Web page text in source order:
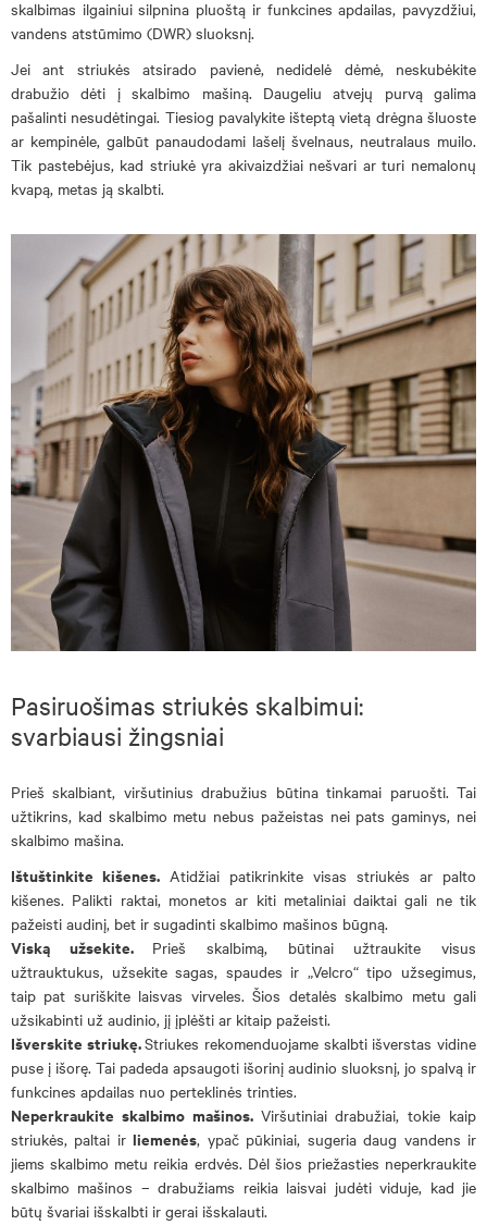
skalbimas ilgainiui silpnina pluoštą ir funkcines apdailas, pavyzdžiui,
vandens atstūmimo (DWR) sluoksnį.
Jei ant striukės atsirado pavienė, nedidelė dėmė, neskubėkite
drabužio dėti į skalbimo mašiną. Daugeliu atvejų purvą galima
pašalinti nesudėtingai. Tiesiog pavalykite išteptą vietą drėgna šluoste
ar kempinėle, galbūt panaudodami lašelį švelnaus, neutralaus muilo.
Tik pastebėjus, kad striukė yra akivaizdžiai nešvari ar turi nemalonų
kvapą, metas ją skalbti.
Pasiruošimas striukės skalbimui:
svarbiausi žingsniai
Prieš skalbiant, viršutinius drabužius būtina tinkamai paruošti. Tai
užtikrins, kad skalbimo metu nebus pažeistas nei pats gaminys, nei
skalbimo mašina.
Ištuštinkite kišenes. Atidžiai patikrinkite visas striukės ar palto
kišenes. Palikti raktai, monetos ar kiti metaliniai daiktai gali ne tik
pažeisti audinį, bet ir sugadinti skalbimo mašinos būgną.
Viską užsekite. Prieš skalbimą, būtinai užtraukite visus
užtrauktukus, užsekite sagas, spaudes ir „Velcro“ tipo užsegimus,
taip pat suriškite laisvas virveles. Šios detalės skalbimo metu gali
užsikabinti už audinio, jį įplėšti ar kitaip pažeisti.
Išverskite striukę.Striukes rekomenduojame skalbti išverstas vidine
puse į išorę. Tai padeda apsaugoti išorinį audinio sluoksnį, jo spalvą ir
funkcines apdailas nuo perteklinės trinties.
Neperkraukite skalbimo mašinos. Viršutiniai drabužiai, tokie kaip
striukės, paltai irliemenės, ypač pūkiniai, sugeria daug vandens ir
jiems skalbimo metu reikia erdvės. Dėl šios priežasties neperkraukite
skalbimo mašinos – drabužiams reikia laisvai judėti viduje, kad jie
būtų švariai išskalbti ir gerai išskalauti.